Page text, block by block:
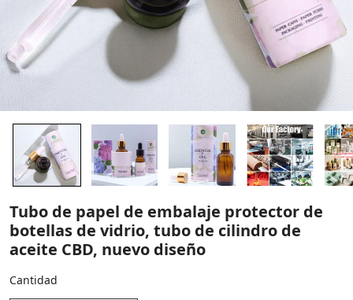
Tubo de papel de embalaje protector de
botellas de vidrio, tubo de cilindro de
aceite CBD, nuevo diseño
Cantidad